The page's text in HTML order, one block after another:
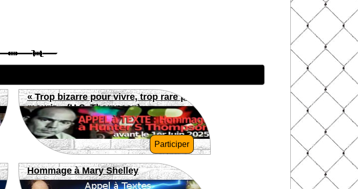
« Trop bizarre pour vivre, trop rare pour
mourir » (H.S. Thompson)
Participer
Hommage à Mary Shelley